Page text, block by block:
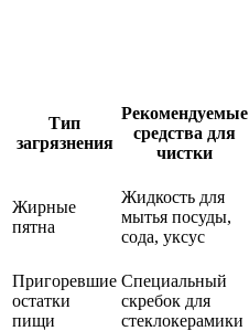
Тип
загрязнения
Рекомендуемые
средства для
чистки
Жирные
пятна
Жидкость для
мытья посуды,
сода, уксус
Пригоревшие
остатки
пищи
Специальный
скребок для
стеклокерамики